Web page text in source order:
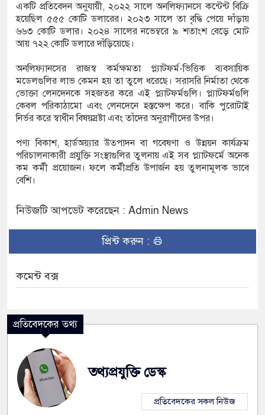
একটি প্রতিবেদন অনুযায়ী, ২০২২ সালে অনলিফ্যানসে কন্টেন্ট বিক্রি
হয়েছিল ৫৫৫ কোটি ডলারের। ২০২৩ সালে তা বৃদ্ধি পেয়ে দাঁড়ায়
৬৬৩ কোটি ডলার। ২০২৪ সালের নভেম্বরে ৯ শতাংশ বেড়ে মোট
আয় ৭২২ কোটি ডলারে দাঁড়িয়েছে।
অনলিফ্যানসের রাজস্ব কর্মক্ষমতা প্ল্যাটফর্ম-ভিত্তিক ব্যবসায়িক
মডেলগুলির লাভ কেমন হয় তা তুলে ধরেছে। সরাসরি নির্মাতা থেকে
ভোক্তা লেনদেনকে সহজতর করে এই প্ল্যাটফর্মগুলি। প্ল্যাটফর্মগুলি
কেবল পরিকাঠামো এবং লেনদেনে হস্তক্ষেপ করে। বাকি পুরোটাই
নির্ভর করে স্বাধীন বিষয়স্রষ্টা এবং তাঁদের অনুরাগীদের উপর।
পণ্য বিকাশ, হার্ডঅয়্যার উত্পাদন বা গবেষণা ও উন্নয়ন কার্যক্রম
পরিচালনাকারী প্রযুক্তি সংস্থাগুলির তুলনায় এই সব প্ল্যাটফর্মে অনেক
কম কর্মী প্রয়োজন। ফলে কর্মীপ্রতি উপার্জন হয় তুলনামূলক ভাবে
বেশি।
নিউজটি আপডেট করেছেন : Admin News
প্রিন্ট করুন :
কমেন্ট বক্স
প্রতিবেদকের তথ্য
তথ্যপ্রযুক্তি ডেস্ক
প্রতিবেদকের সকল নিউজ